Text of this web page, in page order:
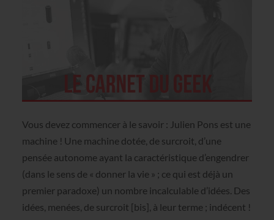
Vous devez commencer à le savoir : Julien Pons est une
machine ! Une machine dotée, de surcroit, d’une
pensée autonome ayant la caractéristique d’engendrer
(dans le sens de « donner la vie » ; ce qui est déjà un
premier paradoxe) un nombre incalculable d’idées. Des
idées, menées, de surcroit [bis], à leur terme ; indécent !